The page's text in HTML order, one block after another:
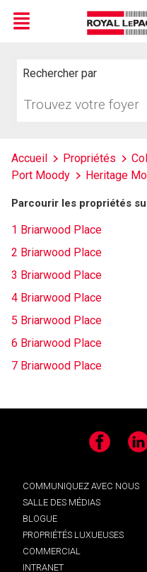
Menu
Rechercher par
votre
Accueil Propriétés
Port Moody
Heritage
Parcourir les propriétés
1 Briarwood Place
2 Briarwood Place
3 Briarwood Place
4 Briarwood Place
5 Briarwood Place
6 Briarwood Place
7 Briarwood Place
Facebook
COMMUNIQUEZ AVEC NOUS
SALLE DES MÉDIAS
BLOGUE
PROPRIÉTÉS LUXUEUSES
COMMERCIAL
INTRANET